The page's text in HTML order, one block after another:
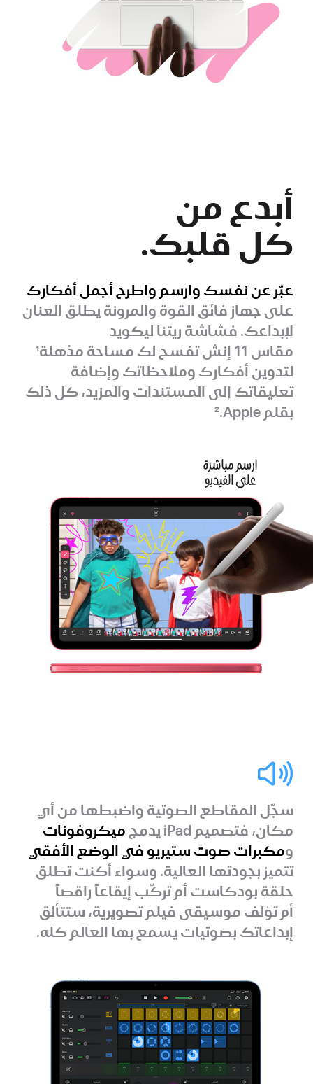
أبدع من
كل قلبك.
عبّر عن نفسك وارسم واطرح أجمل أفكارك
على جهاز فائق القوة والمرونة يطلق العنان
لإبداعك. فشاشة ريتنا ليكويد
مقاس 11 إنش تفسح لك مساحة مذهلة
1
لتدوين أفكارك وملاحظاتك وإضافة
تعليقاتك إلى المستندات والمزيد، كل ذلك
بقلم Apple.‏
2
سجّل المقاطع الصوتية واضبطها من أي
مكان، فتصميم iPad يدمج
ميكروفونات
ومكبرات صوت ستيريو في الوضع الأفقي
تتميز بجودتها العالية. وسواء أكنت تطلق
حلقة بودكاست أم تركّب إيقاعاً راقصاً
أم تؤلف موسيقى فيلم تصويرية، ستتألق
إبداعاتك بصوتيات يسمع بها العالم كله.